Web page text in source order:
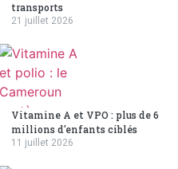
transports
21 juillet 2026
Vitamine A et VPO : plus de 6
millions d'enfants ciblés
11 juillet 2026